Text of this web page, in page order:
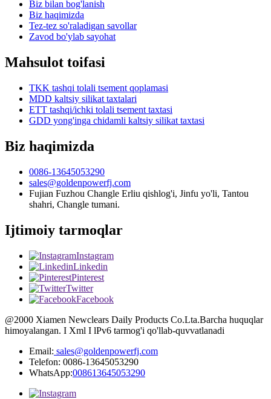
Biz bilan bog'lanish
Biz haqimizda
Tez-tez so'raladigan savollar
Zavod bo'ylab sayohat
Mahsulot toifasi
TKK tashqi tolali tsement qoplamasi
MDD kaltsiy silikat taxtalari
ETT tashqi/ichki tolali tsement taxtasi
GDD yong'inga chidamli kaltsiy silikat taxtasi
Biz haqimizda
0086-13645053290
sales@goldenpowerfj.com
Fujian Fuzhou Changle Erliu qishlog'i, Jinfu yo'li, Tantou
shahri, Changle tumani.
Ijtimoiy tarmoqlar
Instagram
Linkedin
Pinterest
Twitter
Facebook
@2000 Xiamen Newclears Daily Products Co.Lta.Barcha huquqlar
himoyalangan. I Xml I lPv6 tarmog'i qo'llab-quvvatlanadi
Email: sales@goldenpowerfj.com
Telefon: 0086-13645053290
WhatsApp:008613645053290